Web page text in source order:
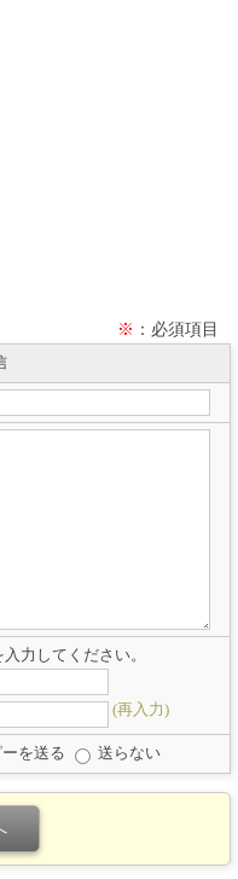
※ ：必須項目
力してください。
(再入力)
を送る 送らない